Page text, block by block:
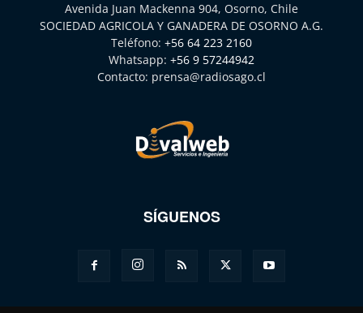
Avenida Juan Mackenna 904, Osorno, Chile
SOCIEDAD AGRICOLA Y GANADERA DE OSORNO A.G.
Teléfono: +56 64 223 2160
Whatsapp: +56 9 57244942
Contacto: prensa@radiosago.cl
SÍGUENOS